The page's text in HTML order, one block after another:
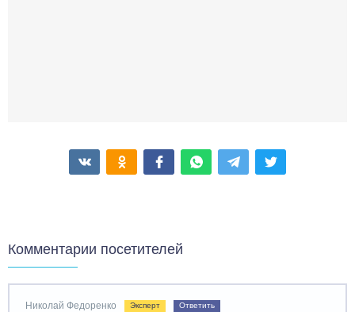
Комментарии посетителей
Николай Федоренко Эксперт Ответить